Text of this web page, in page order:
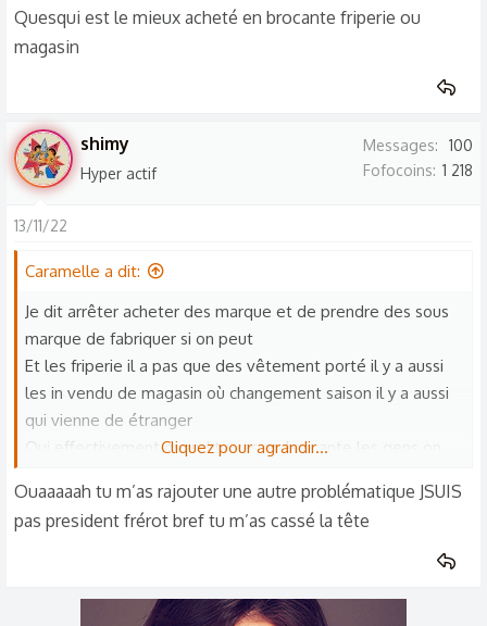
Quesqui est le mieux acheté en brocante friperie ou
magasin
shimy
Hyper actif
Messages
100
Fofocoins 1 218
13/11/22
Caramelle a dit:
Je dit arrêter acheter des marque et de prendre des sous
marque de fabriquer si on peut
Et les friperie il a pas que des vêtement porté il y a aussi
les in vendu de magasin où changement saison il y a aussi
qui vienne de étranger
Oui effectivement quand tu vas en brocante les gens on
Quesqui est le mieux acheté en brocante friperie ou
magasin
Cliquez pour agrandir...
Ouaaaaah tu m’as rajouter une autre problématique JSUIS
pas president frérot bref tu m’as cassé la tête